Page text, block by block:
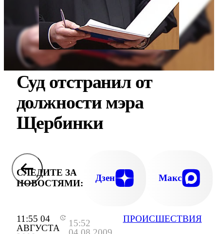
11:55 04
АВГУСТА
15:52
ПРОИСШЕСТВИЯ
Суд отстранил от
должности мэра
Щербинки
СЛЕДИТЕ ЗА
НОВОСТЯМИ:
Дзен Макс